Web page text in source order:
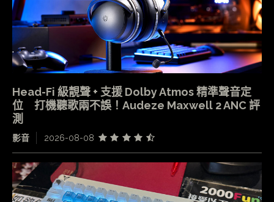
Head-Fi 級靚聲 + 支援 Dolby Atmos 精準聲音定
位 打機聽歌兩不誤！Audeze Maxwell 2 ANC 評
測
影音 2026-08-08